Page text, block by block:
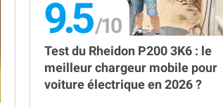
9.5
Test du Rheidon P200 3K6 : le
meilleur chargeur mobile pour
voiture électrique en 2026 ?